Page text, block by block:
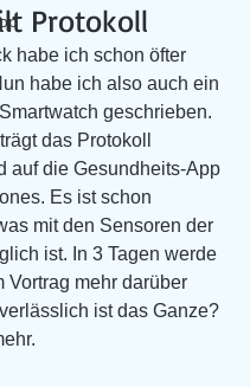
Protokoll
habe ich schon öfter
habe ich also auch ein
geschrieben.
das Protokoll
auf die Gesundheits-App
Es ist schon
mit den Sensoren der
ist. In 3 Tagen werde
Vortrag mehr darüber
ist das Ganze?